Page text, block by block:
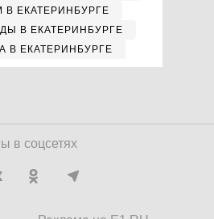
В ЕКАТЕРИНБУРГЕ
В ЕКАТЕРИНБУРГЕ
В ЕКАТЕРИНБУРГЕ
в соцсетях